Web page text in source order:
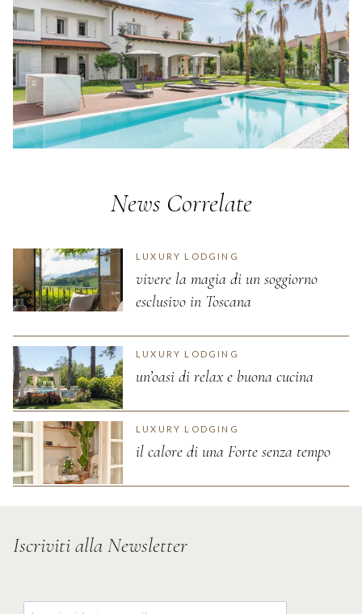
News Correlate
LUXURY LODGING
vivere la magia di un soggiorno
esclusivo in Toscana
LUXURY LODGING
un’oasi di relax e buona cucina
LUXURY LODGING
il calore di una Forte senza tempo
Iscriviti alla Newsletter